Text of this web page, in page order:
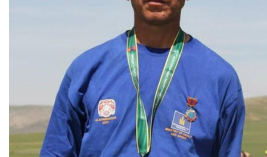
ХАВРЫН
ЭРГЭН
ТОЙРОНД